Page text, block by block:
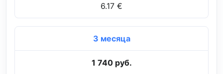
6.17 €
3 месяца
1 740 руб.